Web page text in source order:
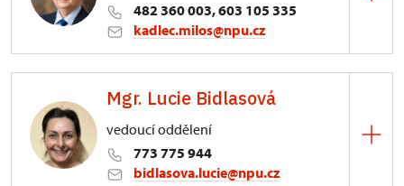
482 360 003, 603 105 335
kadlec.milos@npu.cz
3/, Sychrov 3
Mgr. Lucie Bidlasová
vedoucí oddělení
773 775 944
bidlasova.lucie@npu.cz